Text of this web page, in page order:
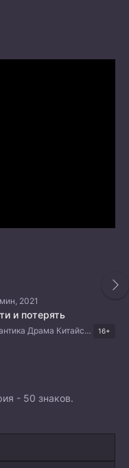
2021
и потерять
Романтика Драма Китайские дорамы 16+
- 50 знаков.